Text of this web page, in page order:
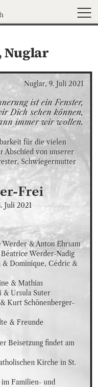
Nuglar
Nuglar, 9. Juli 2021
ist ein Fenster,
Dich sehen können,
immer wir wollen.
für die vielen
Abschied von unserer
Schwiegermutter
Frei
Juli 2021
Werder & Anton Ehrsam
Werder-Nadig
& Ursula Suter
Kurt Schönenberger-
& Freunde
Beisetzung findet am
Kirche in St.
Familien- und